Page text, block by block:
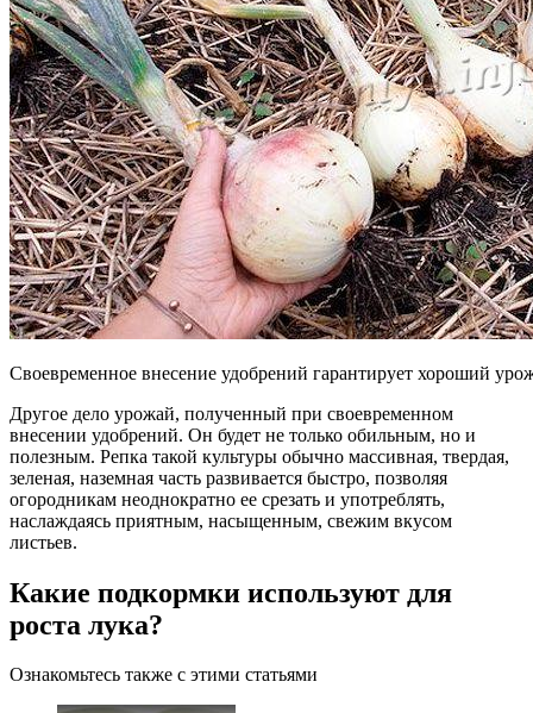
Своевременное внесение удобрений гарантирует хороший
Другое дело урожай, полученный при своевременном
внесении удобрений. Он будет не только обильным, но и
полезным. Репка такой культуры обычно массивная, твердая,
зеленая, наземная часть развивается быстро, позволяя
огородникам неоднократно ее срезать и употреблять,
наслаждаясь приятным, насыщенным, свежим вкусом
листьев.
Какие подкормки используют для
роста лука?
Ознакомьтесь также с этими статьями